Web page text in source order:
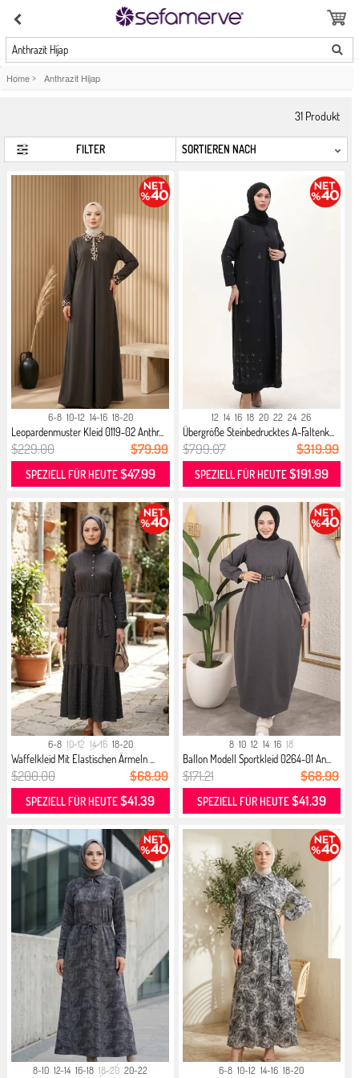
Anthrazit Hijap
Home > Anthrazit Hijap
31 Produkt
FILTER
6-8 10-12 14-16 18-20
Leopardenmuster Kleid 0119-02 Anthr...
$229.00 $79.99
SPEZIELL FÜR HEUTE$47.99
12 14 16 18 20 22 24 26
Übergröße Steinbedrucktes A-Faltenk...
$799.07 $319.99
SPEZIELL FÜR HEUTE$191.99
6-8 10-12 14-16 18-20
Waffelkleid Mit Elastischen Ärmeln ...
$200.00 $68.99
SPEZIELL FÜR HEUTE$41.39
8 10 12 14 16 18
Ballon Modell Sportkleid 0264-01 An...
$171.21 $68.99
SPEZIELL FÜR HEUTE$41.39
8-10 12-14 16-18 18-20 20-22 6-8 10-12 14-16 18-20